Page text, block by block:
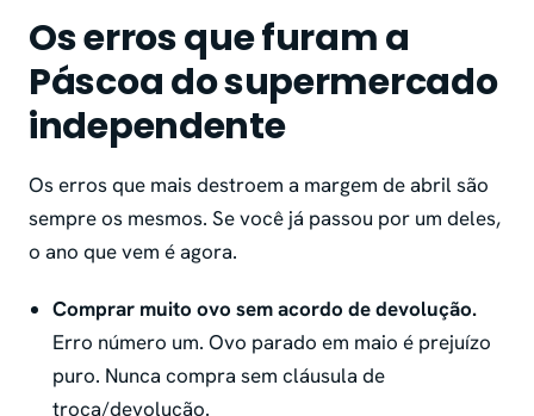
Os erros que furam a
Páscoa do supermercado
independente
Os erros que mais destroem a margem de abril são
sempre os mesmos. Se você já passou por um deles,
o ano que vem é agora.
Comprar muito ovo sem acordo de devolução.
Erro número um. Ovo parado em maio é prejuízo
puro. Nunca compra sem cláusula de
troca/devolução.